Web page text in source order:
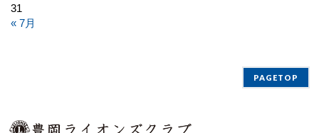
« 7月
31
PAGETOP